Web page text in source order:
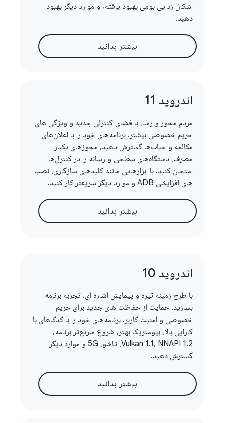
اشکال زدایی بومی بهبود یافته، و موارد دیگر بهبود
دهید.
بیشتر بدانید
اندروید 11
مردم محور و رسا، با فضای کنترلی جدید و ویژگی های
حریم خصوصی بیشتر. برنامه‌های خود را با اعلان‌های
مکالمه و حباب‌ها گسترش دهید، مجوزهای یکبار
مصرف، دستگاه‌های سطحی و رسانه را در کنترل‌ها
امتحان کنید. با ابزارهایی مانند کلیدهای سازگاری، نصب
های افزایشی ADB و موارد دیگر سریعتر کار کنید.
بیشتر بدانید
اندروید 10
با طرح زمینه تیره و پیمایش اشاره ای، تجربه برنامه
بسازید. حمایت از حفاظت های جدید برای حریم
خصوصی و امنیت کاربر. برنامه‌های خود را با کدک‌های با
کارایی بالا، بیومتریک بهتر، شروع سریع‌تر برنامه،
Vulkan 1.1، NNAPI 1.2، تاشو، 5G و موارد دیگر
گسترش دهید.
بیشتر بدانید